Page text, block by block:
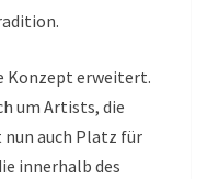
Konzept erweitert.
um Artists, die
auch Platz für
innerhalb des